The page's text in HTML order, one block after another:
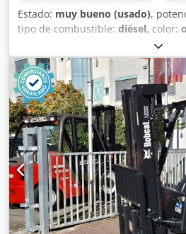
Estado: muy bueno (usado),
tipo de combustible: diésel, color:
, Año de
funcionamiento:2.227 h, Año de
vacío: 3.664 kg Dimensiones (L x
cm Dirección: Bock Marca del
Estado técnico: muy bueno
visual: muy bueno = Otras
circuito hidráulico - Ventilador =
transmisión Norma / Fase: Stage
Tipo CE: CE Cabina cerrada con
joystick SJC, orugas de goma